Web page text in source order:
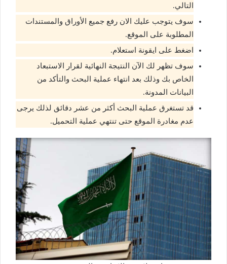
التالي.
سوف يتوجب عليك الان رفع جميع الأوراق والمستندات
المطلوبة على الموقع.
اضغط على ايقونة استعلام.
سوف تظهر لك الآن النتيجة النهائية لقرار الاستبعاد
الخاص بك وذلك بعد انتهاء عملية البحث والتأكد من
البيانات المدونة.
قد تستغرق عملية البحث أكثر من عشر دقائق لذلك يرجى
عدم مغادرة الموقع حتى تنتهي عملية التحميل.